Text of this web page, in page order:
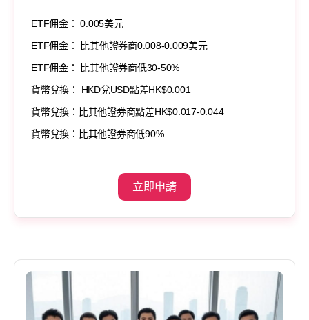
ETF佣金： 0.005美元
ETF佣金： 比其他證券商0.008-0.009美元
ETF佣金： 比其他證券商低30-50%
貨幣兌換： HKD兌USD點差HK$0.001
貨幣兌換：比其他證券商點差HK$0.017-0.044
貨幣兌換：比其他證券商低90%
立即申請